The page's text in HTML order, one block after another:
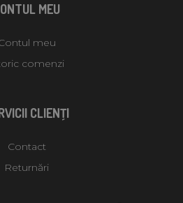
MEU
meu
comenzi
CLIENŢI
Contact
Returnări